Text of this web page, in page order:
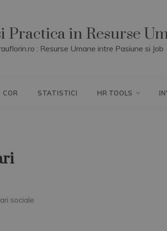
Practica in Resurse
: Resurse Umane intre Pasiune si Job
COR STATISTICI HR TOOLS
sociale